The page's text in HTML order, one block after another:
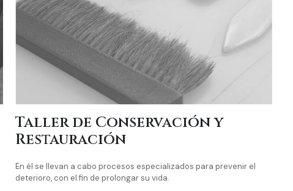
Taller de Conservación y
Restauración
En él se llevan a cabo procesos especializados para prevenir el
deterioro, con el fin de prolongar su vida.